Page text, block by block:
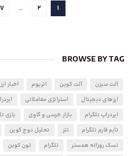
1
2
…
7
BROWSE BY TAG
آلت سیزن آلت کوین اتریوم اخبار
ارزهای دیجیتال
استراتژی معاملاتی
ایردراپ تلگرام
بازار خرسی و گاوی بازی
تایم فارم تلگرام
تتر تحلیل دوج کوین
تسک روزانه همستر
تلگرام تون کوین